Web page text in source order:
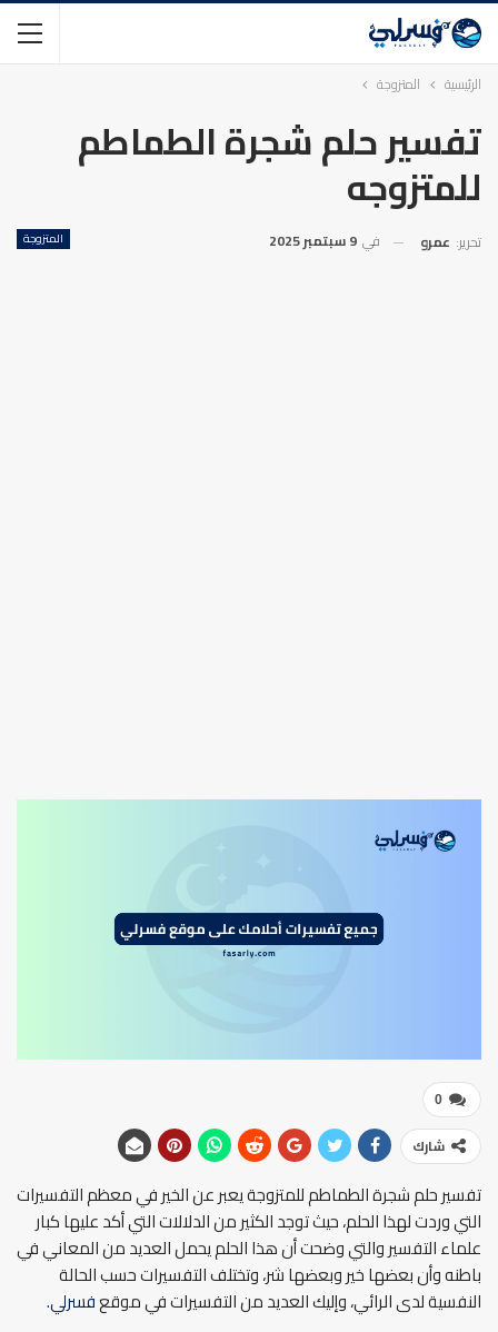
الرئيسية المتزوجة
تفسير حلم شجرة الطماطم
للمتزوجه
المتزوجة تحرير: عمرو في 9 سبتمبر 2025
0
شارك
تفسير حلم شجرة الطماطم للمتزوجة يعبر عن الخير في معظم التفسيرات
التي وردت لهذا الحلم، حيث توجد الكثير من الدلالات التي أكد عليها كبار
علماء التفسير والتي وضحت أن هذا الحلم يحمل العديد من المعاني في
باطنه وأن بعضها خير وبعضها شر، وتختلف التفسيرات حسب الحالة
النفسية لدى الرائي، وإليك العديد من التفسيرات في موقعفسرلي.